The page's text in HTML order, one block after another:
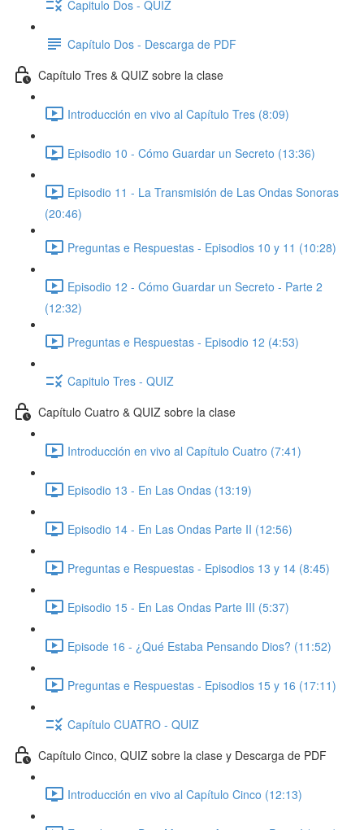
Capitulo Dos - QUIZ
Capítulo Dos - Descarga de PDF
Capítulo Tres & QUIZ sobre la clase
Introducción en vivo al Capítulo Tres (8:09)
Episodio 10 - Cómo Guardar un Secreto (13:36)
Episodio 11 - La Transmisión de Las Ondas Sonoras
(20:46)
Preguntas e Respuestas - Episodios 10 y 11 (10:28)
Episodio 12 - Cómo Guardar un Secreto - Parte 2
(12:32)
Preguntas e Respuestas - Episodio 12 (4:53)
Capitulo Tres - QUIZ
Capítulo Cuatro & QUIZ sobre la clase
Introducción en vivo al Capítulo Cuatro (7:41)
Episodio 13 - En Las Ondas (13:19)
Episodio 14 - En Las Ondas Parte II (12:56)
Preguntas e Respuestas - Episodios 13 y 14 (8:45)
Episodio 15 - En Las Ondas Parte III (5:37)
Episode 16 - ¿Qué Estaba Pensando Dios? (11:52)
Preguntas e Respuestas - Episodios 15 y 16 (17:11)
Capítulo CUATRO - QUIZ
Capítulo Cinco, QUIZ sobre la clase y Descarga de PDF
Introducción en vivo al Capítulo Cinco (12:13)